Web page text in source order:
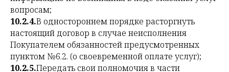
вопросам;
10.2.4.В одностороннем порядке расторгнуть
настоящий договор в случае неисполнения
Покупателем обязанностей предусмотренных
пунктом №6.2. (о своевременной оплате услуг);
10.2.5.Передать свои полномочия в части